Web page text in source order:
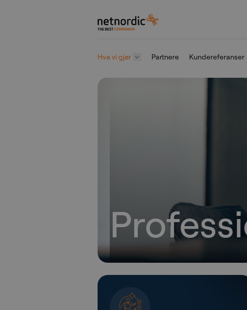
Gå til innhold
NetNordic Norway
Hva vi gjør Partnere Kundereferanser